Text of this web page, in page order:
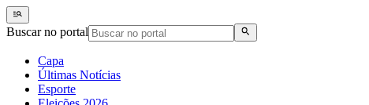
Buscar no portal
Capa
Últimas Notícias
Esporte